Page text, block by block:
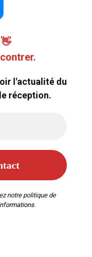
l'actualité du
réception.
notrepolitique de